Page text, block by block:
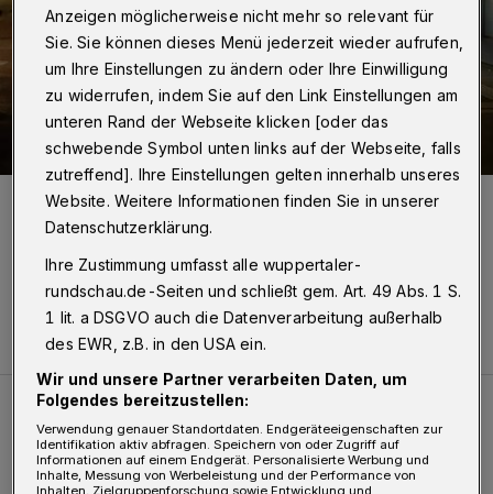
Weitere Bilderstrecken
Anzeigen möglicherweise nicht mehr so relevant für
Sie. Sie können dieses Menü jederzeit wieder aufrufen,
um Ihre Einstellungen zu ändern oder Ihre Einwilligung
zu widerrufen, indem Sie auf den Link Einstellungen am
unteren Rand der Webseite klicken [oder das
schwebende Symbol unten links auf der Webseite, falls
zutreffend]. Ihre Einstellungen gelten innerhalb unseres
Website. Weitere Informationen finden Sie in unserer
Datenschutzerklärung.
Ihre Zustimmung umfasst alle wuppertaler-
rundschau.de-Seiten und schließt gem. Art. 49 Abs. 1 S.
1 lit. a DSGVO auch die Datenverarbeitung außerhalb
des EWR, z.B. in den USA ein.
Wir und unsere Partner verarbeiten Daten, um
Folgendes bereitzustellen:
Verwendung genauer Standortdaten. Endgeräteeigenschaften zur
Identifikation aktiv abfragen. Speichern von oder Zugriff auf
Informationen auf einem Endgerät. Personalisierte Werbung und
Inhalte, Messung von Werbeleistung und der Performance von
Inhalten, Zielgruppenforschung sowie Entwicklung und